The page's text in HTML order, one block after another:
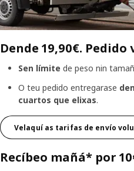
Dende 19,90€.
Sen límite de peso nin
O teu pedido entregarase
cuartos que elixas.
Velaquí as tarifas de envío
Recíbeo mañá* por